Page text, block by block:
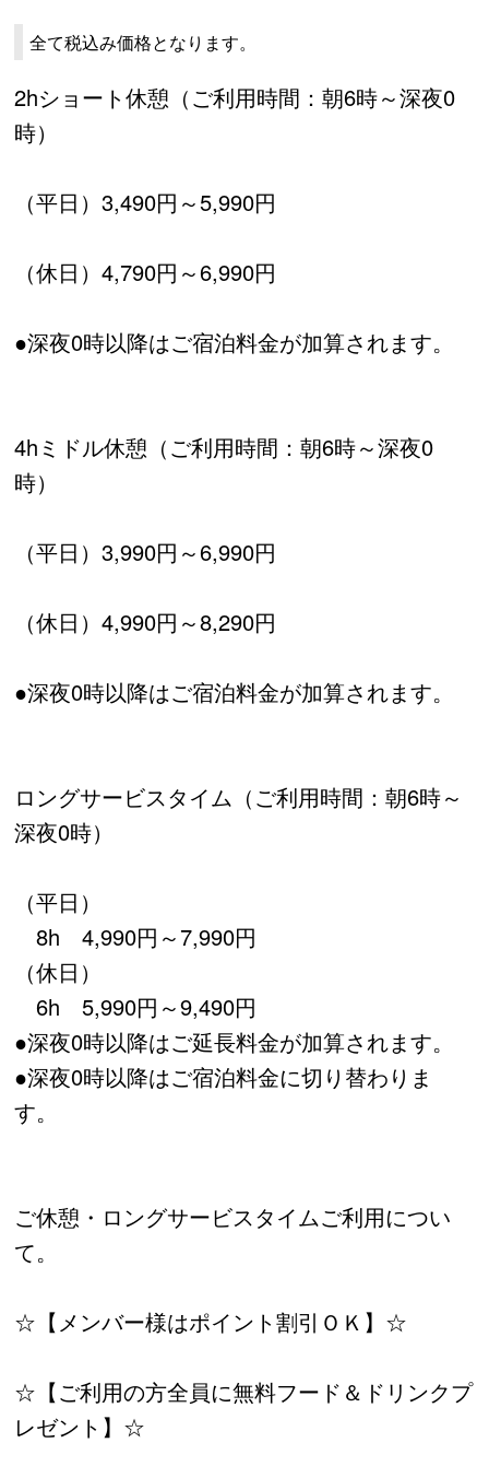
全て税込み価格となります。
2hショート休憩（ご利用時間：朝6時～深夜0
時）
（平日）3,490円～5,990円
（休日）4,790円～6,990円
●深夜0時以降はご宿泊料金が加算されます。
4hミドル休憩（ご利用時間：朝6時～深夜0
時）
（平日）3,990円～6,990円
（休日）4,990円～8,290円
●深夜0時以降はご宿泊料金が加算されます。
ロングサービスタイム（ご利用時間：朝6時～
深夜0時）
（平日）
8h 4,990円～7,990円
（休日）
6h 5,990円～9,490円
●深夜0時以降はご延長料金が加算されます。
●深夜0時以降はご宿泊料金に切り替わりま
す。
ご休憩・ロングサービスタイムご利用につい
て。
☆【メンバー様はポイント割引ＯＫ】☆
☆【ご利用の方全員に無料フード＆ドリンクプ
レゼント】☆